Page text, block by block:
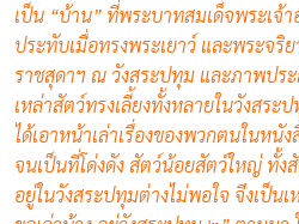
เป็น “บ้าน” ที่พระบาทสมเด็จพระเจ้
ประทับเมื่อทรงพระเยาว์ และพระจริ
ราชสุดาฯ ณ วังสระปทุม และภาพปร
เหล่าสัตว์ทรงเลี้ยงทั้งหลายในวังสร
ได้เอาหน้าเล่าเรื่องของพวกตนในหนั
จนเป็นที่โด่งดัง สัตว์น้อยสัตว์ใหญ่ ทั้
อยู่ในวังสระปทุมต่างไม่พอใจ จึงเป็น